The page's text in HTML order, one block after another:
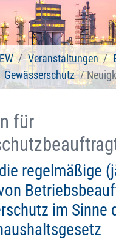
Veranstaltungen
Gewässerschutz
für
regelmäßige
im Sinne